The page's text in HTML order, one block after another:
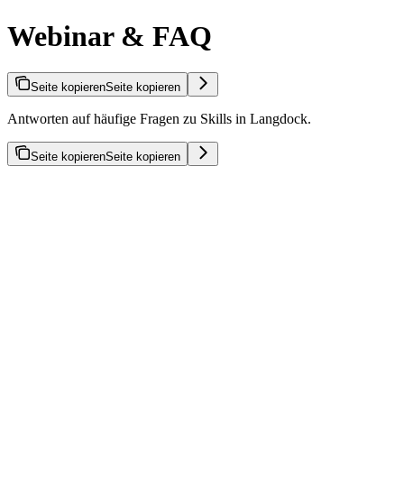
Webinar & FAQ
Seite kopierenSeite kopieren
Antworten auf häufige Fragen zu Skills in Langdock.
Seite kopierenSeite kopieren